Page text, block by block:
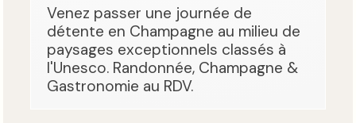
Venez passer une journée de
détente en Champagne au milieu de
paysages exceptionnels classés à
l'Unesco. Randonnée, Champagne &
Gastronomie au RDV.